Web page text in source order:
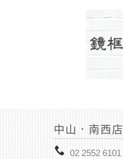
中山．南西店
02 2552 6101